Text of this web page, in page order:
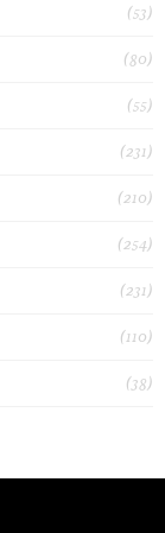
(53)
(80)
(55)
(231)
(210)
(254)
(231)
(110)
(38)